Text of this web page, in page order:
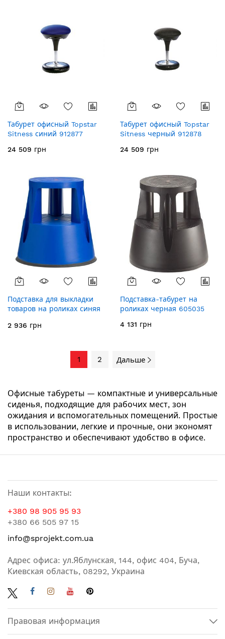
Табурет офисный Topstar
Sitness синий 912877
24 509 грн
Табурет офисный Topstar
Sitness черный 912878
24 509 грн
Подставка для выкладки
товаров на роликах синяя
2 936 грн
Подставка-табурет на
роликах черная 605035
4 131 грн
1 2 Дальше
Офисные табуреты — компактные и универсальные
сиденья, подходящие для рабочих мест, зон
ожидания и вспомогательных помещений. Простые
в использовании, легкие и прочные, они экономят
пространство и обеспечивают удобство в офисе.
Наши контакты:
+380 98 905 95 93
+380 66 505 97 15
info@sprojekt.com.ua
Адрес офиса: ул.Яблунская, 144, офис 404, Буча,
Киевская область, 08292, Украина
Правовая информация